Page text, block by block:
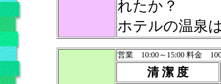
れたか？
ホテルの温泉
営業 10:00～15:00 料金
清 潔 度